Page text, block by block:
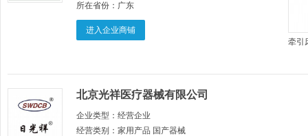
所在省份： 广东
进入企业商铺
牵引
北京光祥医疗器械有限公司
企业类型： 经营企业
经营类别： 家用产品 国产器械